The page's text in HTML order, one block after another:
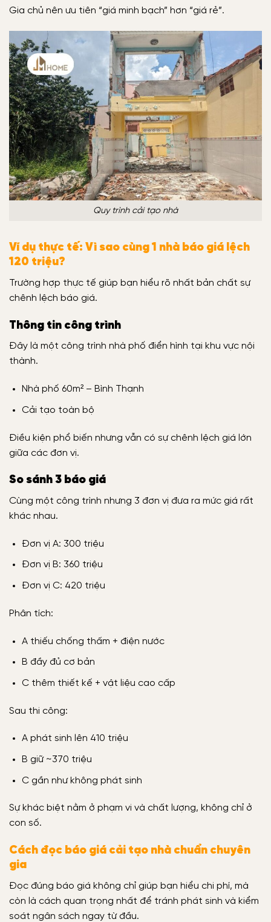
Gia chủ nên ưu tiên “giá minh bạch” hơn “giá rẻ”.
Quy trình cải tạo nhà
Ví dụ thực tế: Vì sao cùng 1 nhà báo giá lệch
120 triệu?
Trường hợp thực tế giúp bạn hiểu rõ nhất bản chất sự
chênh lệch báo giá.
Thông tin công trình
Đây là một công trình nhà phố điển hình tại khu vực nội
thành.
Nhà phố 60m² – Bình Thạnh
Cải tạo toàn bộ
Điều kiện phổ biến nhưng vẫn có sự chênh lệch giá lớn
giữa các đơn vị.
So sánh 3 báo giá
Cùng một công trình nhưng 3 đơn vị đưa ra mức giá rất
khác nhau.
Đơn vị A: 300 triệu
Đơn vị B: 360 triệu
Đơn vị C: 420 triệu
Phân tích:
A thiếu chống thấm + điện nước
B đầy đủ cơ bản
C thêm thiết kế + vật liệu cao cấp
Sau thi công:
A phát sinh lên 410 triệu
B giữ ~370 triệu
C gần như không phát sinh
Sự khác biệt nằm ở phạm vi và chất lượng, không chỉ ở
con số.
Cách đọc báo giá cải tạo nhà chuẩn chuyên
gia
Đọc đúng báo giá không chỉ giúp bạn hiểu chi phí, mà
còn là cách quan trọng nhất để tránh phát sinh và kiểm
soát ngân sách ngay từ đầu.